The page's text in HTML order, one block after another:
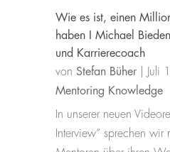
Wie es ist, einen
haben I Michael
und Karrierecoach
vonStefan Büher Juli
Mentoring Knowledge
In unserer neuen
Interview“ sprechen wir